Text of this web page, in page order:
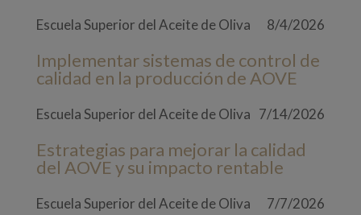
Escuela Superior del Aceite de Oliva 8/4/2026
Implementar sistemas de control de
calidad en la producción de AOVE
Escuela Superior del Aceite de Oliva 7/14/2026
Estrategias para mejorar la calidad
del AOVE y su impacto rentable
Escuela Superior del Aceite de Oliva 7/7/2026